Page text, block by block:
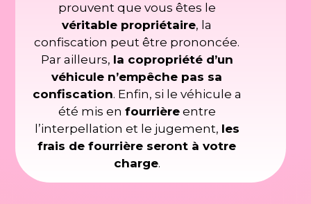
prouvent que vous êtes le
véritable propriétaire, la
confiscation peut être prononcée.
Par ailleurs, la copropriété d’un
véhicule n’empêche pas sa
confiscation. Enfin, si le véhicule a
été mis en fourrièreentre
l’interpellation et le jugement, les
frais de fourrière seront à votre
charge.